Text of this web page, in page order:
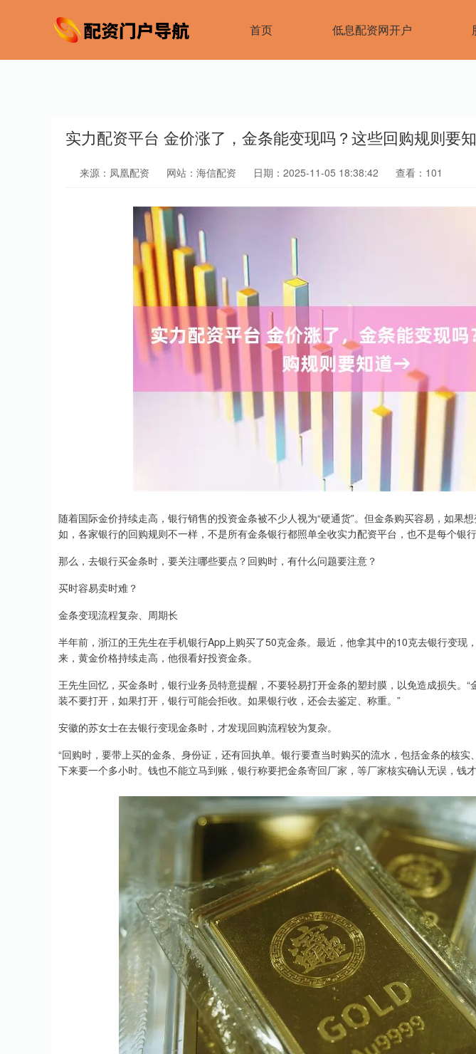
首页 低息配资网开户
实力配资平台 金价涨了，金条能变现吗？这些回购规则要
来源：凤凰配资 网站：海信配资 日期：2025-11-05 18:38:42 查看：101
随着国际金价持续走高，银行销售的投资金条被不少人视为“硬通货”。但金条购买容易，如果
如，各家银行的回购规则不一样，不是所有金条银行都照单全收实力配资平台，也不是每个银行
那么，去银行买金条时，要关注哪些要点？回购时，有什么问题要注意？
买时容易卖时难？
金条变现流程复杂、周期长
半年前，浙江的王先生在手机银行App上购买了50克金条。最近，他拿其中的10克去银行变现
来，黄金价格持续走高，他很看好投资金条。
王先生回忆，买金条时，银行业务员特意提醒，不要轻易打开金条的塑封膜，以免造成损失。
装不要打开，如果打开，银行可能会拒收。如果银行收，还会去鉴定、称重。”
安徽的苏女士在去银行变现金条时，才发现回购流程较为复杂。
“回购时，要带上买的金条、身份证，还有回执单。银行要查当时购买的流水，包括金条的核
下来要一个多小时。钱也不能立马到账，银行称要把金条寄回厂家，等厂家核实确认无误，钱